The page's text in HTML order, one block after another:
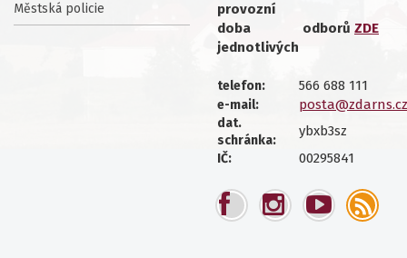
Městská policie
provozní
doba
jednotlivých
odborů ZDE
telefon: 566 688 111
e-mail: posta@zdarns.cz
dat.
schránka:
ybxb3sz
IČ: 00295841